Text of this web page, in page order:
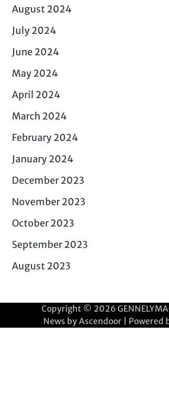
August 2024
July 2024
June 2024
May 2024
April 2024
March 2024
February 2024
January 2024
December 2023
November 2023
October 2023
September 2023
August 2023
Copyright © 2026
News byAscendoor| Powered